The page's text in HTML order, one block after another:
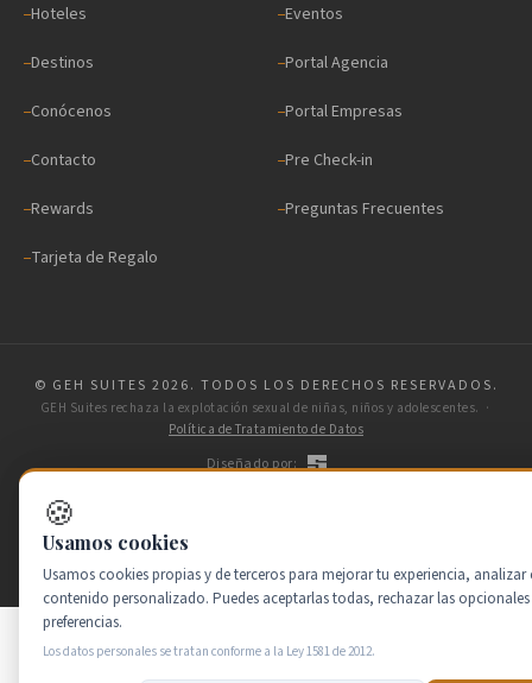
Hoteles
Destinos
Conócenos
Contacto
Rewards
Tarjeta de Regalo
Eventos
Portal Agencia
Portal Empresas
Pre Check-in
Preguntas Frecuentes
© GEH SUITES 2026. TODOS LOS DERECHOS RESERVADOS.
GEH Suites rechaza la explotación sexual de niñas, niños y adolescentes. ·
Política de Tratamiento de Datos
Diseñado por:
🍪
Usamos cookies
Usamos cookies propias y de terceros para mejorar tu experiencia,
contenido personalizado. Puedes aceptarlas todas, rechazar las
preferencias.
Los datos personales se tratan conforme a la Ley 1581 de 2012.